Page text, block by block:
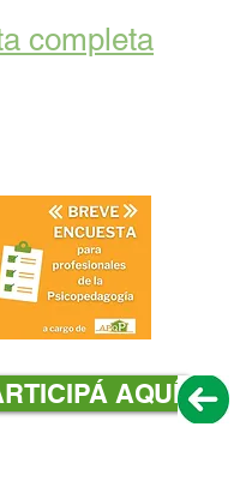
completa
AQUÍ!